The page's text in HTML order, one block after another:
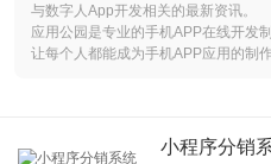
与数字人App开发相关的最新资讯。
应用公园是专业的手机APP在线开发
让每个人都能成为手机APP应用的制